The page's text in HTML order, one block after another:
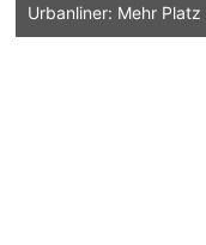
Urbanliner: Mehr